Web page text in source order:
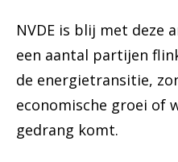
NVDE is blij met deze
een aantal partijen
de energietransitie,
economische groei of
gedrang komt.